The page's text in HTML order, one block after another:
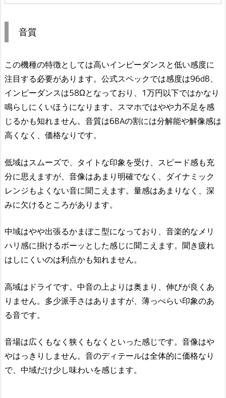
音質
この機種の特徴としては高いインピーダンスと低い感度に
注目する必要があります。公式スペックでは感度は96dB、
インピーダンスは58Ωとなっており、1万円以下ではかなり
鳴らしにくいほうになります。スマホではやや力不足を感
じるかも知れません。音質は6BAの割には分解能や解像感は
高くなく、価格なりです。
低域はスムーズで、タイトな印象を受け、スピード感も充
分に思えますが、音像はあまり明確でなく、ダイナミック
レンジもよくない音に聞こえます。量感はあまりなく、深
みに欠けるところがあります。
中域はやや出張るかまぼこ型になっており、音楽的なメリ
ハリ感に掛けるボーッとした感じに聞こえます。聞き疲れ
はしにくいのは利点かも知れません。
高域はドライです。中音の上よりは奥まり、伸びが良くあ
りません。多少派手さはありますが、薄っぺらい印象のあ
る音です。
音場は広くもなく狭くもなくといった感じです。音像はや
やはっきりしません。音のディテールは全体的に価格なり
で、中域だけ少し味わいを感じます。